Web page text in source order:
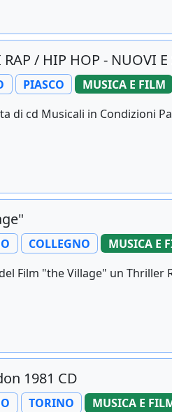
/ HIP HOP - NUOVI E
PIASCO
MUSICA E FILM
di cd Musicali in Condizioni
COLLEGNO
MUSICA E
Film "the Village" un Thriller
1981 CD
TORINO
MUSICA E